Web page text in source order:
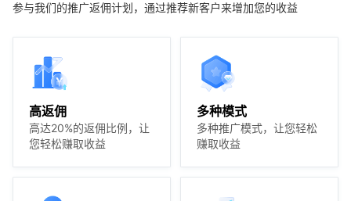
参与我们的推广返佣计划，通过推荐新客户来增加您的收益
高返佣
高达20%的返佣比例，让
您轻松赚取收益
多种模式
多种推广模式，让您轻松
赚取收益